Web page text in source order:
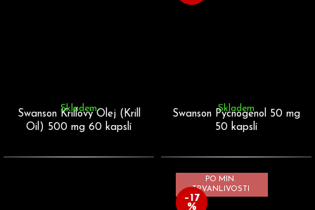
Swanson Krillový Olej (Krill
Oil) 500 mg 60 kapslí
Skladem
Swanson Pycnogenol 50 mg
50 kapslí
Skladem
PO MIN.
TRVANLIVOSTI
–17
%